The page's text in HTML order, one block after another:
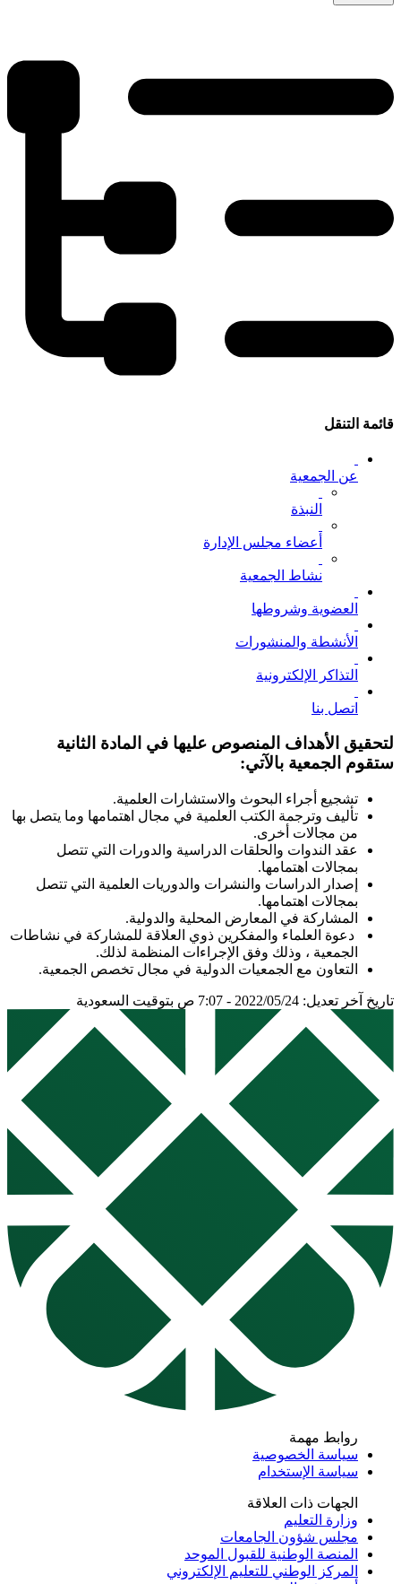
قائمة التنقل
عن الجمعية
النبذة
أعضاء مجلس الإدارة
نشاط الجمعية
العضوية وشروطها
الأنشطة والمنشورات
التذاكر الإلكترونية
اتصل بنا
لتحقيق الأهداف المنصوص عليها في المادة الثانية
ستقوم الجمعية بالآتي:
تشجيع أجراء البحوث والاستشارات العلمية.
تأليف وترجمة الكتب العلمية في مجال اهتمامها وما يتصل بها
من مجالات أخرى.
عقد الندوات والحلقات الدراسية والدورات التي تتصل
بمجالات اهتمامها.
إصدار الدراسات والنشرات والدوريات العلمية التي تتصل
بمجالات اهتمامها.
المشاركة في المعارض المحلية والدولية.
دعوة العلماء والمفكرين ذوي العلاقة للمشاركة في نشاطات
الجمعية ، وذلك وفق الإجراءات المنظمة لذلك.
التعاون مع الجمعيات الدولية في مجال تخصص الجمعية.
تاريخ آخر تعديل: 2022/05/24 - 7:07 ص بتوقيت السعودية
روابط مهمة
سياسة الخصوصية
سياسة الإستخدام
الجهات ذات العلاقة
وزارة التعليم
مجلس شؤون الجامعات
المنصة الوطنية للقبول الموحد
المركز الوطني للتعليم الإلكتروني